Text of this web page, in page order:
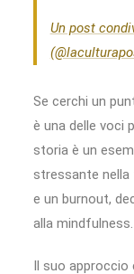
Un post
Se cerchi un
è una delle voci
storia è un
stressante nella
e un burnout,
alla mindfulness.
Il suo approccio